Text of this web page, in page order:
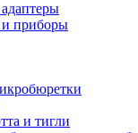
приборы
и тигли